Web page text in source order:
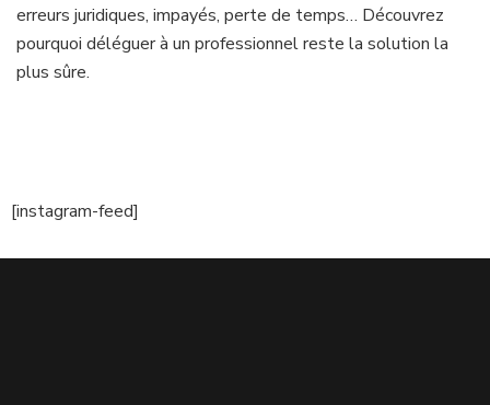
erreurs juridiques, impayés, perte de temps… Découvrez
pourquoi déléguer à un professionnel reste la solution la
plus sûre.
[instagram-feed]